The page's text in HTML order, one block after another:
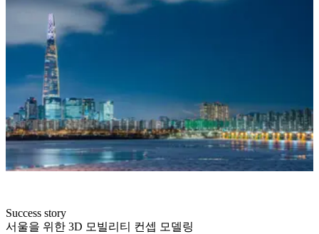
Success story
서울을 위한 3D 모빌리티 컨셉 모델링